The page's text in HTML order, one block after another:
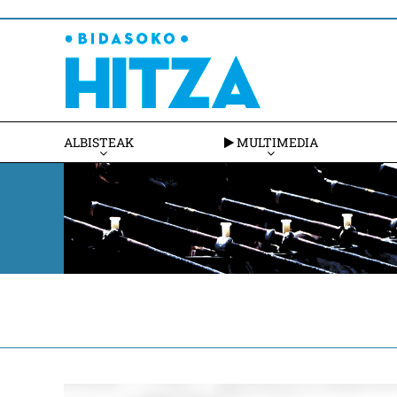
ALBISTEAK MULTIMEDIA